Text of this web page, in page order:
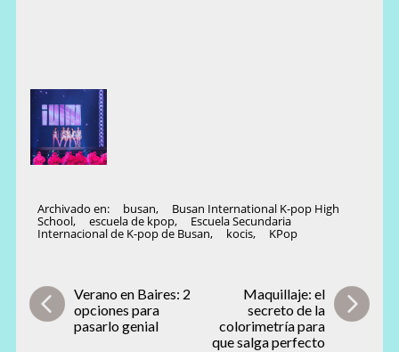
Archivado en: busan, Busan International K-pop High
School, escuela de kpop, Escuela Secundaria
Internacional de K-pop de Busan, kocis, KPop
Verano en Baires: 2
opciones para
pasarlo genial
Maquillaje: el
secreto de la
colorimetría para
que salga perfecto